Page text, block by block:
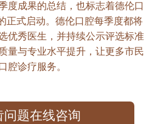
度成果的总结，也标志着德伦口
正式启动。德伦口腔每季度都将
优秀医生，并持续公示评选标准
量与专业水平提升，让更多市民
腔诊疗服务。
问题在线咨询